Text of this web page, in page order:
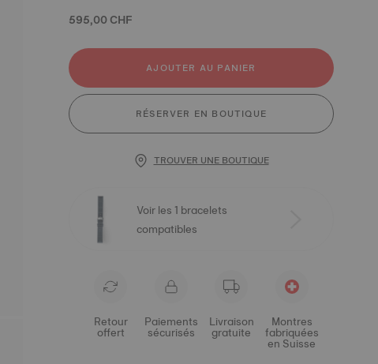
595,00 CHF
AJOUTER AU PANIER
RÉSERVER EN BOUTIQUE
TROUVER UNE BOUTIQUE
Voir les 1 bracelets
compatibles
Retour
offert
Paiements
sécurisés
Livraison
gratuite
Montres
fabriquées
en Suisse